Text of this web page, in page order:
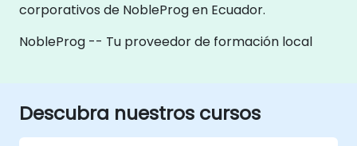
corporativos de NobleProg en Ecuador.
NobleProg -- Tu proveedor de formación local
Descubra nuestros cursos